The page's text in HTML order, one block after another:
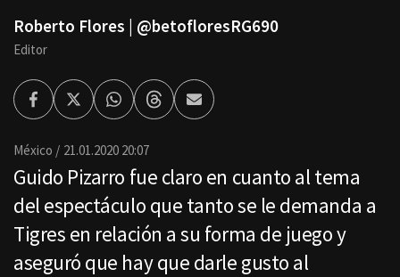
Roberto Flores | @betofloresRG690
Editor
FacebookTwitterWhatsappThreadsEnviar
por
México 21.01.2020 20:07
Guido Pizarro fue claro en cuanto al tema
del espectáculo que tanto se le demanda a
Tigres en relación a su forma de juego y
aseguró que hay que darle gusto al